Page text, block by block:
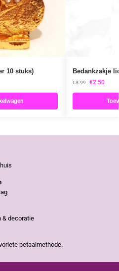
10 stuks) Bedankzakje
€3.99 €2.50
& decoratie
betaalmethode.